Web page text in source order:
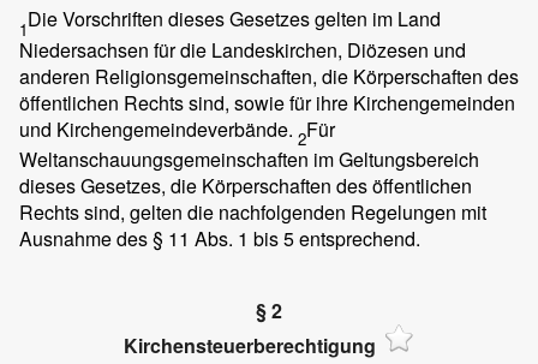
1Die Vorschriften dieses Gesetzes gelten im Land
Niedersachsen für die Landeskirchen, Diözesen und
anderen Religionsgemeinschaften, die Körperschaften des
öffentlichen Rechts sind, sowie für ihre Kirchengemeinden
und Kirchengemeindeverbände. 2Für
Weltanschauungsgemeinschaften im Geltungsbereich
dieses Gesetzes, die Körperschaften des öffentlichen
Rechts sind, gelten die nachfolgenden Regelungen mit
Ausnahme des § 11 Abs. 1 bis 5 entsprechend.
§ 2
Kirchensteuerberechtigung